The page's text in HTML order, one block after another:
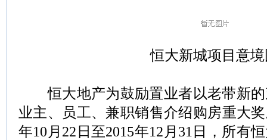
恒大新城项目意
恒大地产为鼓励置业者以老带新的
业主、员工、兼职销售介绍购房重大
年10月22日至2015年12月31日，所有